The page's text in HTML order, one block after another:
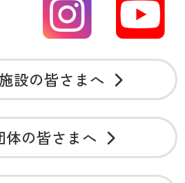
設の皆さまへ
体の皆さまへ